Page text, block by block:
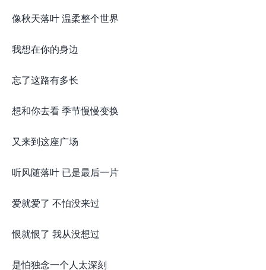
像秋天落叶 温柔整个世界
我想在你的身边
忘了这路有多长
想和你去看 季节慢慢变换
又来到这座广场
听风随落叶 已是最后一片
爱就爱了 不怕没来过
恨就恨了 我从没想过
是怕独念一个人太深刻